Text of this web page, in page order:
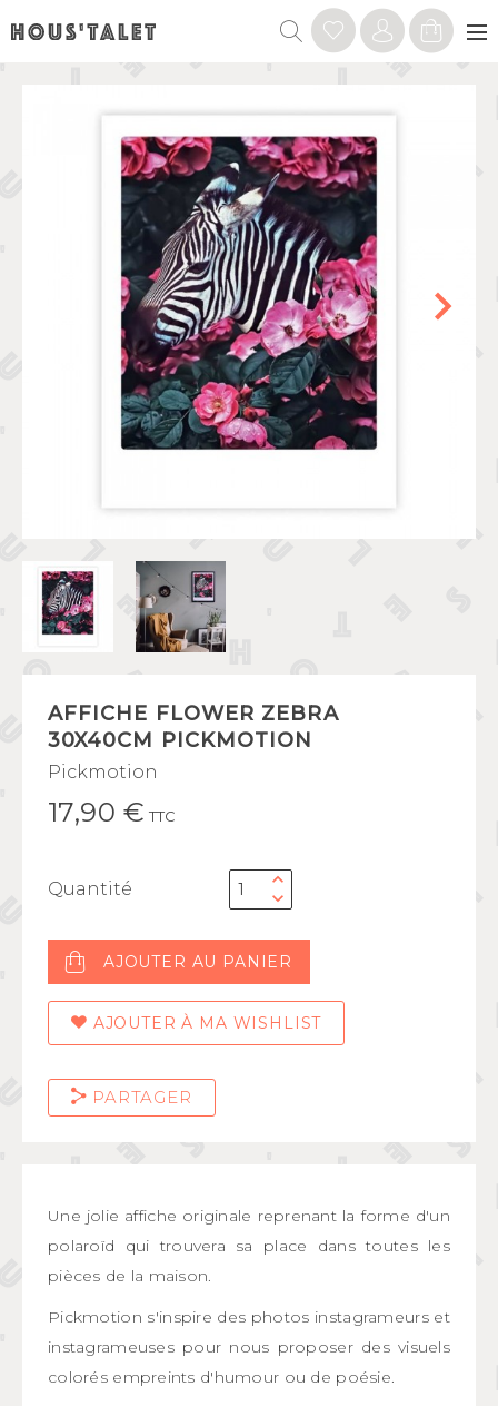
AFFICHE FLOWER ZEBRA
30X40CM PICKMOTION
Pickmotion
17,90 € TTC
Quantité
AJOUTER AU PANIER
AJOUTER À MA WISHLIST
PARTAGER
Une jolie affiche originale reprenant la forme d'un
polaroïd qui trouvera sa place dans toutes les
pièces de la maison.
Pickmotion s'inspire des photos instagrameurs et
instagrameuses pour nous proposer des visuels
colorés empreints d'humour ou de poésie.